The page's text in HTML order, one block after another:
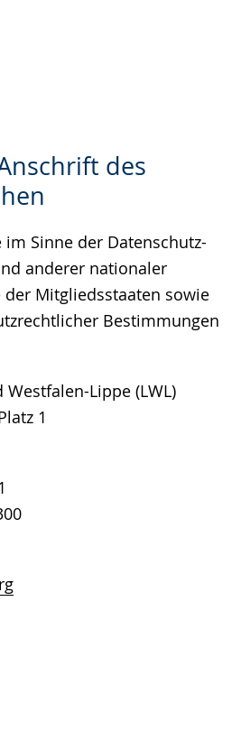
des
Sinne der Datenschutz-
anderer nationaler
der Mitgliedsstaaten sowie
Bestimmungen
Lippe (LWL)
1